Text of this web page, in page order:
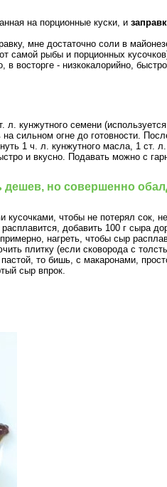
на порционные куски, и
мне достаточно соли в
самой рыбы и порционных
восторге - низкокалорийно,
л. кунжутного семени
сильном огне до готовности.
1 ч. л. кунжутного масла, 1 ст.
и вкусно. Подавать можно с
но совершенно
чтобы не потерял сок,
добавить 100 г сыра
нагреть, чтобы сыр
плитку (если сковорода с
то бишь, с макаронами,
сыр впрок.